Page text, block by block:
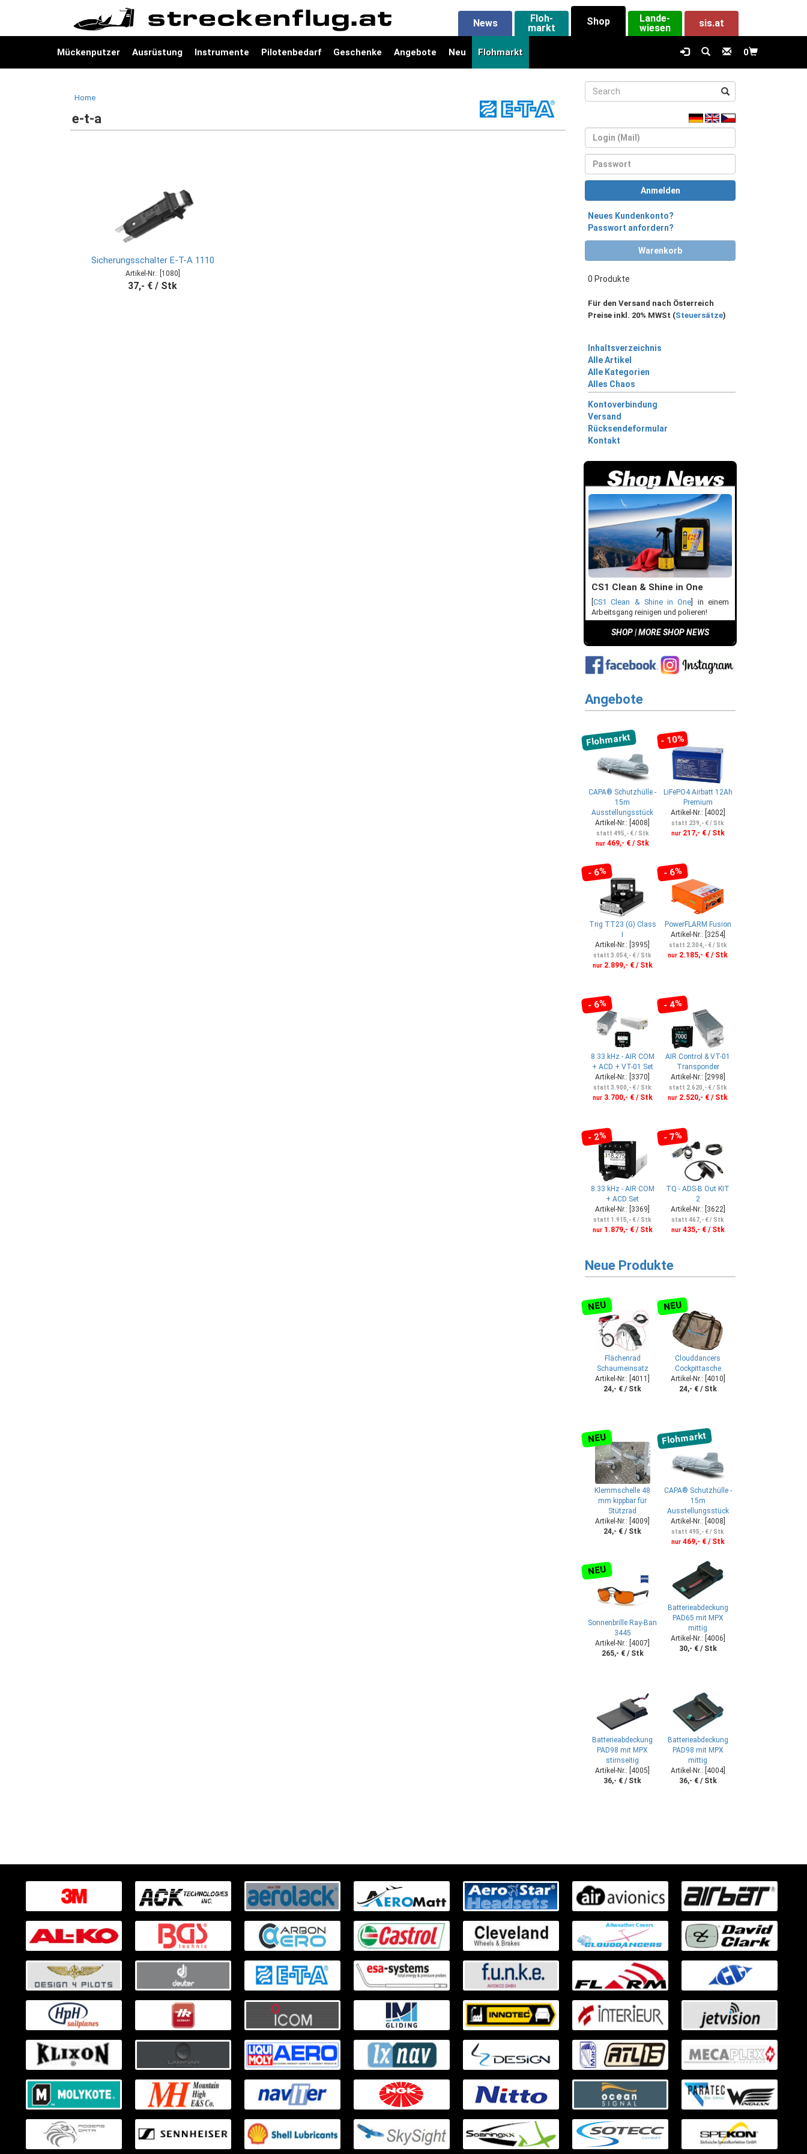
News
Floh-
markt
Shop
Lande-
wiesen
sis.at
Mückenputzer Ausrüstung Instrumente Pilotenbedarf Geschenke Angebote Neu Flohmarkt 0
Home
e-t-a
Sicherungsschalter E-T-A 1110
Artikel-Nr.: [1080]
37,- € / Stk
Login
Passwort
Anmelden
Neues Kundenkonto?
Passwort anfordern?
Warenkorb
0 Produkte
Für den Versand nach Österreich
Preise inkl. 20% MWSt (Steuersätze)
Inhaltsverzeichnis
Alle Artikel
Alle Kategorien
Alles Chaos
Kontoverbindung
Versand
Rücksendeformular
Kontakt
CS1 Clean & Shine in One
CS1 Clean & Shine in One ] in einem
Arbeitsgang reinigen und polieren!
SHOP|MORE SHOP NEWS
Angebote
Flohmarkt
CAPA® Schutzhülle -
15m
Ausstellungsstück
Artikel-Nr.: [4008]
statt 495,- € / Stk
nur 469,- € / Stk
- 10%
LiFePO4 Airbatt 12Ah
Premium
Artikel-Nr.: [4002]
statt 239,- € / Stk
nur217,- € / Stk
- 6%
Trig TT23 (G) Class
I
Artikel-Nr.: [3995]
statt 3.054,- € / Stk
nur2.899,- € / Stk
- 6%
PowerFLARM Fusion
Artikel-Nr.: [3254]
statt 2.304,- € / Stk
nur 2.185,- € / Stk
- 6%
8.33 kHz - AIR COM
+ ACD + VT-01 Set
Artikel-Nr.: [3370]
statt 3.900,- € / Stk
nur3.700,- € / Stk
- 4%
AIR Control & VT-01
Transponder
Artikel-Nr.: [2998]
statt 2.620,- € / Stk
nur 2.520,- € / Stk
- 2%
8.33 kHz - AIR COM
+ ACD Set
Artikel-Nr.: [3369]
statt 1.915,- € / Stk
nur1.879,- € / Stk
- 7%
TQ - ADS-B Out KIT
2
Artikel-Nr.: [3622]
statt 467,- € / Stk
nur435,- € / Stk
Neue Produkte
NEU
Flächenrad
Schaumeinsatz
Artikel-Nr.: [4011]
24,- € / Stk
NEU
Clouddancers
Cockpittasche
Artikel-Nr.: [4010]
24,- € / Stk
NEU
Klemmschelle 48
mm kippbar für
Stützrad
Artikel-Nr.: [4009]
24,- € / Stk
Flohmarkt
CAPA® Schutzhülle -
15m
Ausstellungsstück
Artikel-Nr.: [4008]
statt 495,- € / Stk
nur469,- € / Stk
NEU
Sonnenbrille Ray-Ban
3445
Artikel-Nr.: [4007]
265,- € / Stk
Batterieabdeckung
PAD65 mit MPX
mittig
Artikel-Nr.: [4006]
30,- € / Stk
Batterieabdeckung
PAD98 mit MPX
stirnseitig
Artikel-Nr.: [4005]
36,- € / Stk
Batterieabdeckung
PAD98 mit MPX
mittig
Artikel-Nr.: [4004]
36,- € / Stk